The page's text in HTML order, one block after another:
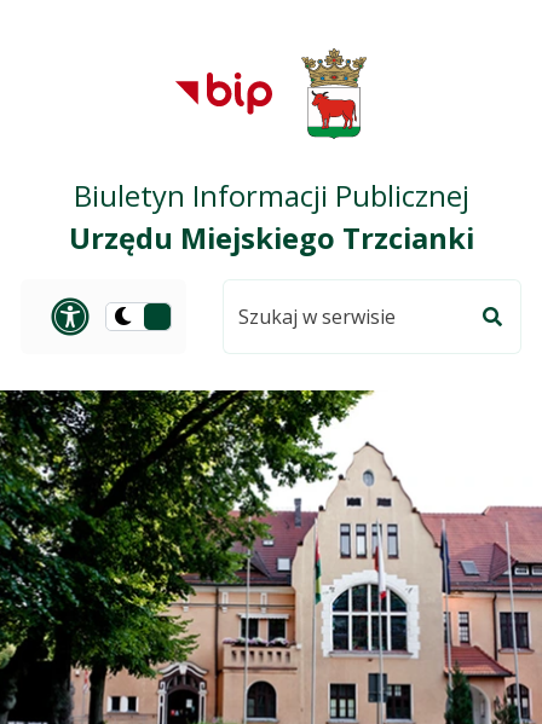
Przejdź do
głównego menu
Przejdź do treści
Przejdź do mapy
serwisu
Biuletyn Informacji Publicznej
Urzędu Miejskiego Trzcianki
Panel dostosowania
Przełącz
ciemną
serwisie